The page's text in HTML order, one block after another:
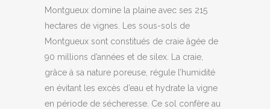
Montgueux domine la plaine avec ses 215
hectares de vignes. Les sous-sols de
Montgueux sont constitués de craie âgée de
90 millions d’années et de silex. La craie,
grâce à sa nature poreuse, régule l’humidité
en évitant les excès d’eau et hydrate la vigne
en période de sécheresse. Ce sol confère au